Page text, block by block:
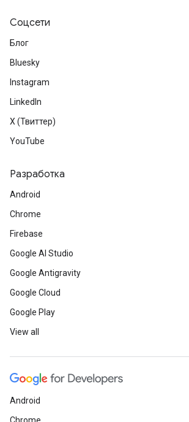
Соцсети
Блог
Bluesky
Instagram
LinkedIn
X (Твиттер)
YouTube
Разработка
Android
Chrome
Firebase
Google AI Studio
Google Antigravity
Google Cloud
Google Play
View all
Android